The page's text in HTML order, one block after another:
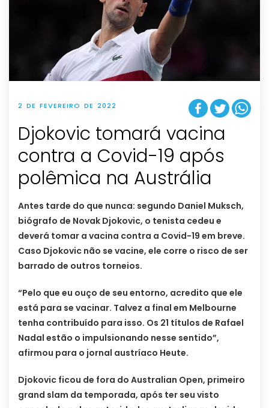
2 DE FEVEREIRO DE 2022
Djokovic tomará vacina
contra a Covid-19 após
polêmica na Austrália
Antes tarde do que nunca: segundo Daniel Muksch,
biógrafo de Novak Djokovic, o tenista cedeu e
deverá tomar a vacina contra a Covid-19 em breve.
Caso Djokovic não se vacine, ele corre o risco de ser
barrado de outros torneios.
“Pelo que eu ouço de seu entorno, acredito que ele
está para se vacinar. Talvez a final em Melbourne
tenha contribuído para isso. Os 21 títulos de Rafael
Nadal estão o impulsionando nesse sentido”,
afirmou para o jornal austríaco Heute.
Djokovic ficou de fora do Australian Open, primeiro
grand slam da temporada, após ter seu visto